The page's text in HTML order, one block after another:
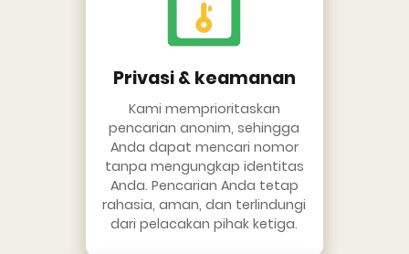
Privasi & keamanan
Kami memprioritaskan
pencarian anonim, sehingga
Anda dapat mencari nomor
tanpa mengungkap identitas
Anda. Pencarian Anda tetap
rahasia, aman, dan terlindungi
dari pelacakan pihak ketiga.